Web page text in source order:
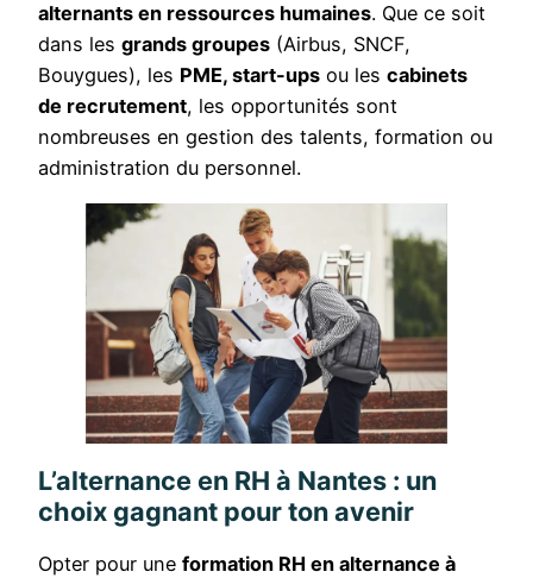
alternants en ressources humaines. Que ce soit
dans les grands groupes (Airbus, SNCF,
Bouygues), les PME, start-ups ou les cabinets
de recrutement, les opportunités sont
nombreuses en gestion des talents, formation ou
administration du personnel.
L’alternance en RH à Nantes : un
choix gagnant pour ton avenir
Opter pour une formation RH en alternance à